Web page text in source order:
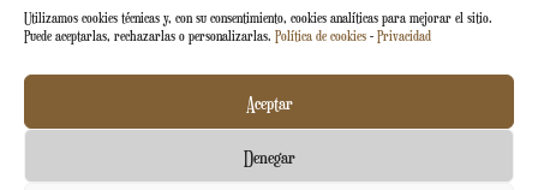
Utilizamos cookies técnicas y, con su consentimiento, cookies analíticas para mejorar el sitio.
Puede aceptarlas, rechazarlas o personalizarlas. Política de cookies - Privacidad
Aceptar
Denegar
Arti&Inventive ® 2005-2026 | N.º IVA 05070120877 |
Empresa inscrita en el Registro de Artesanos CT-711169 |
Índice Económico-Administrativo (REA) CT-426037